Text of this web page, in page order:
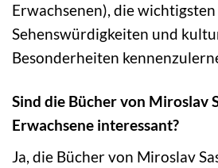
Erwachsenen), die wichtigsten
Sehenswürdigkeiten und
Besonderheiten
Sind die Bücher von Miroslav
Erwachsene interessant?
Ja, die Bücher von Miroslav